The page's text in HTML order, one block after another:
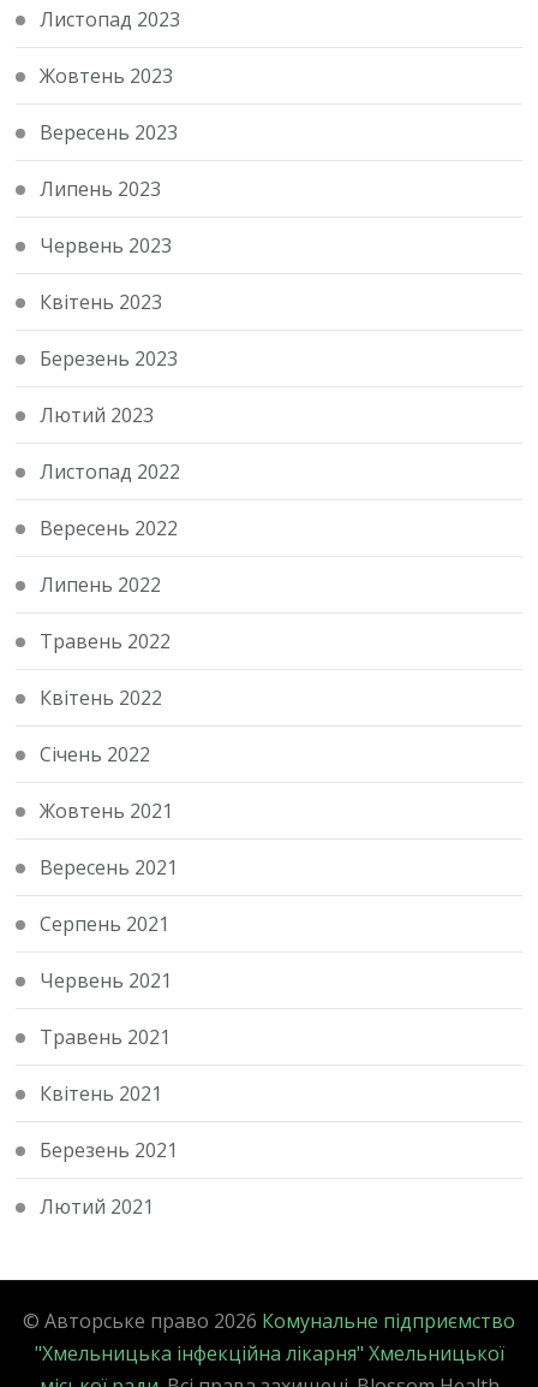
Листопад 2023
Жовтень 2023
Вересень 2023
Липень 2023
Червень 2023
Квітень 2023
Березень 2023
Лютий 2023
Листопад 2022
Вересень 2022
Липень 2022
Травень 2022
Квітень 2022
Січень 2022
Жовтень 2021
Вересень 2021
Серпень 2021
Червень 2021
Травень 2021
Квітень 2021
Березень 2021
Лютий 2021
© Авторське право 2026 Комунальне підприємство
"Хмельницька інфекційна лікарня" Хмельницької